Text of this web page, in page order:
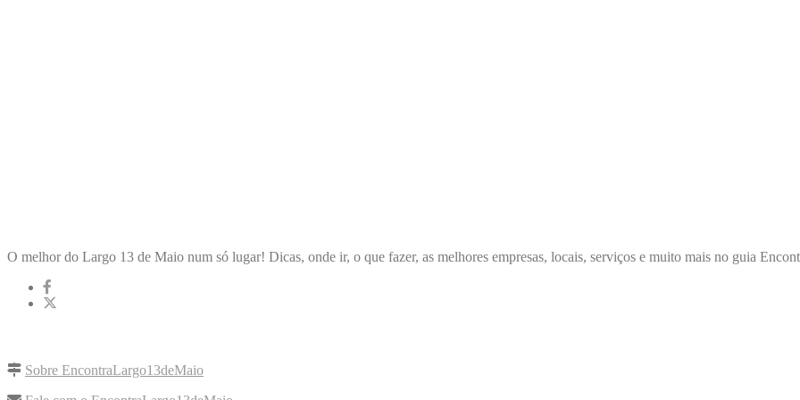
O melhor do Largo 13 de Maio num só lugar! Dicas, onde ir, o que fazer, as melhores empresas, locais, serviços e muito mais no guia
Sobre EncontraLargo13deMaio